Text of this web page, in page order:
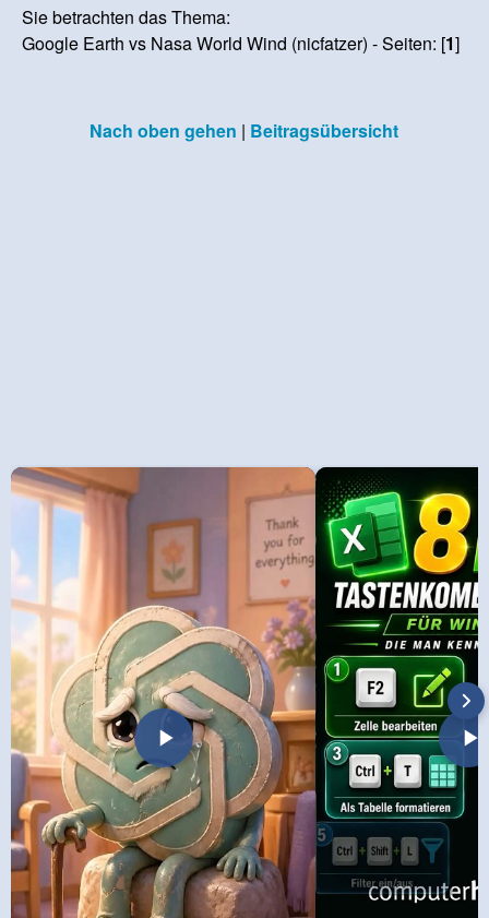
Sie betrachten das Thema:
Google Earth vs Nasa World Wind (nicfatzer) - Seiten: [1]
Nach oben gehen | Beitragsübersicht